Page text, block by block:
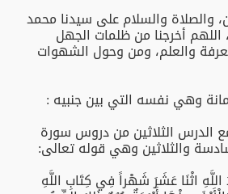
والصلاة والسلام على سيدنا محمد
اللهم أخرجنا من ظلمات الجهل
والعلم، ومن وحول الشهوات
وهي نفسه التي بين جنبيه :
مع الدرس الثلاثين من دروس سورة
والثلاثين وهي قوله تعالى:
اثْنَا عَشَرَ شَهْراً فِي كِتَابِ اللَّهِ